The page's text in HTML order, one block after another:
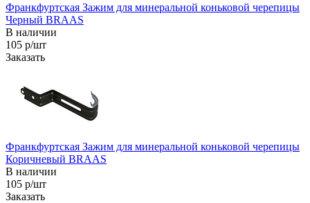
Франкфуртская Зажим для минеральной коньковой черепицы
Черный BRAAS
В наличии
105 р/шт
Заказать
Франкфуртская Зажим для минеральной коньковой черепицы
Коричневый BRAAS
В наличии
105 р/шт
Заказать